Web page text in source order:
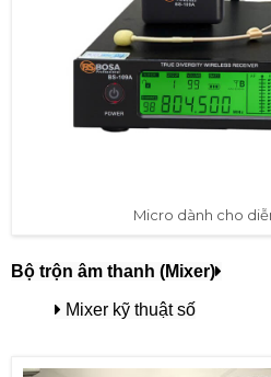
Micro dành cho
Bộ trộn âm thanh (Mixer)
Mixer kỹ thuật số